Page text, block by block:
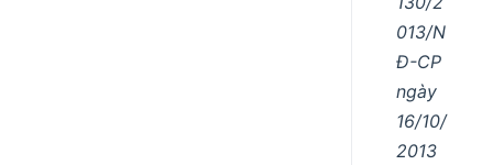
013/N
Đ-CP
ngày
16/10/
2013